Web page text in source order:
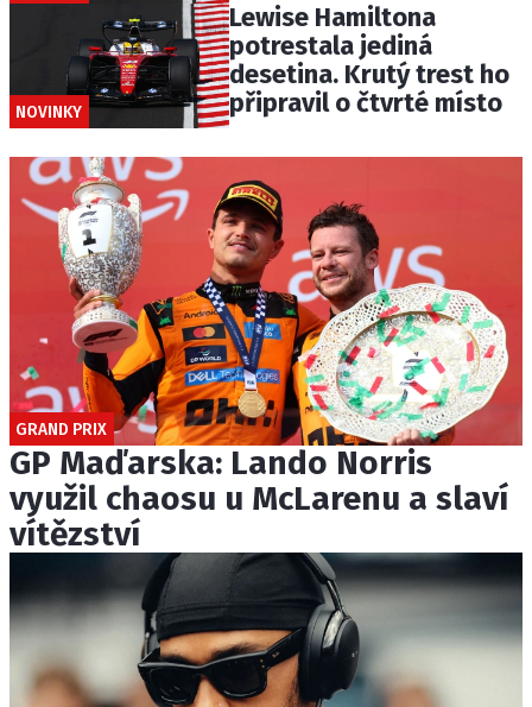
NOVINKY
Lewise Hamiltona
potrestala jediná
desetina. Krutý trest ho
připravil o čtvrté místo
GRAND PRIX
GP Maďarska: Lando Norris
využil chaosu u McLarenu a slaví
vítězství